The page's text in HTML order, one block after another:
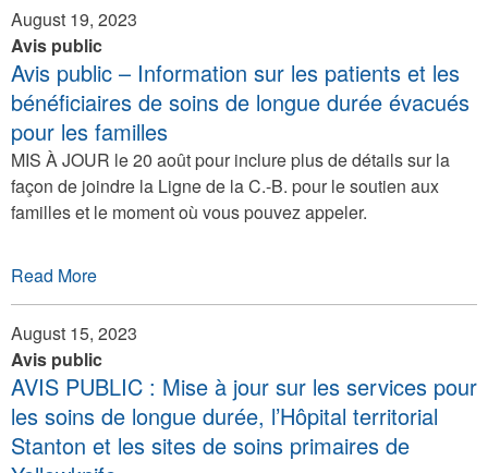
August 19, 2023
Avis public
Avis public – Information sur les patients et les
bénéficiaires de soins de longue durée évacués
pour les familles
MIS À JOUR le 20 août pour inclure plus de détails sur la
façon de joindre la Ligne de la C.-B. pour le soutien aux
familles et le moment où vous pouvez appeler.
Read More
August 15, 2023
Avis public
AVIS PUBLIC : Mise à jour sur les services pour
les soins de longue durée, l’Hôpital territorial
Stanton et les sites de soins primaires de